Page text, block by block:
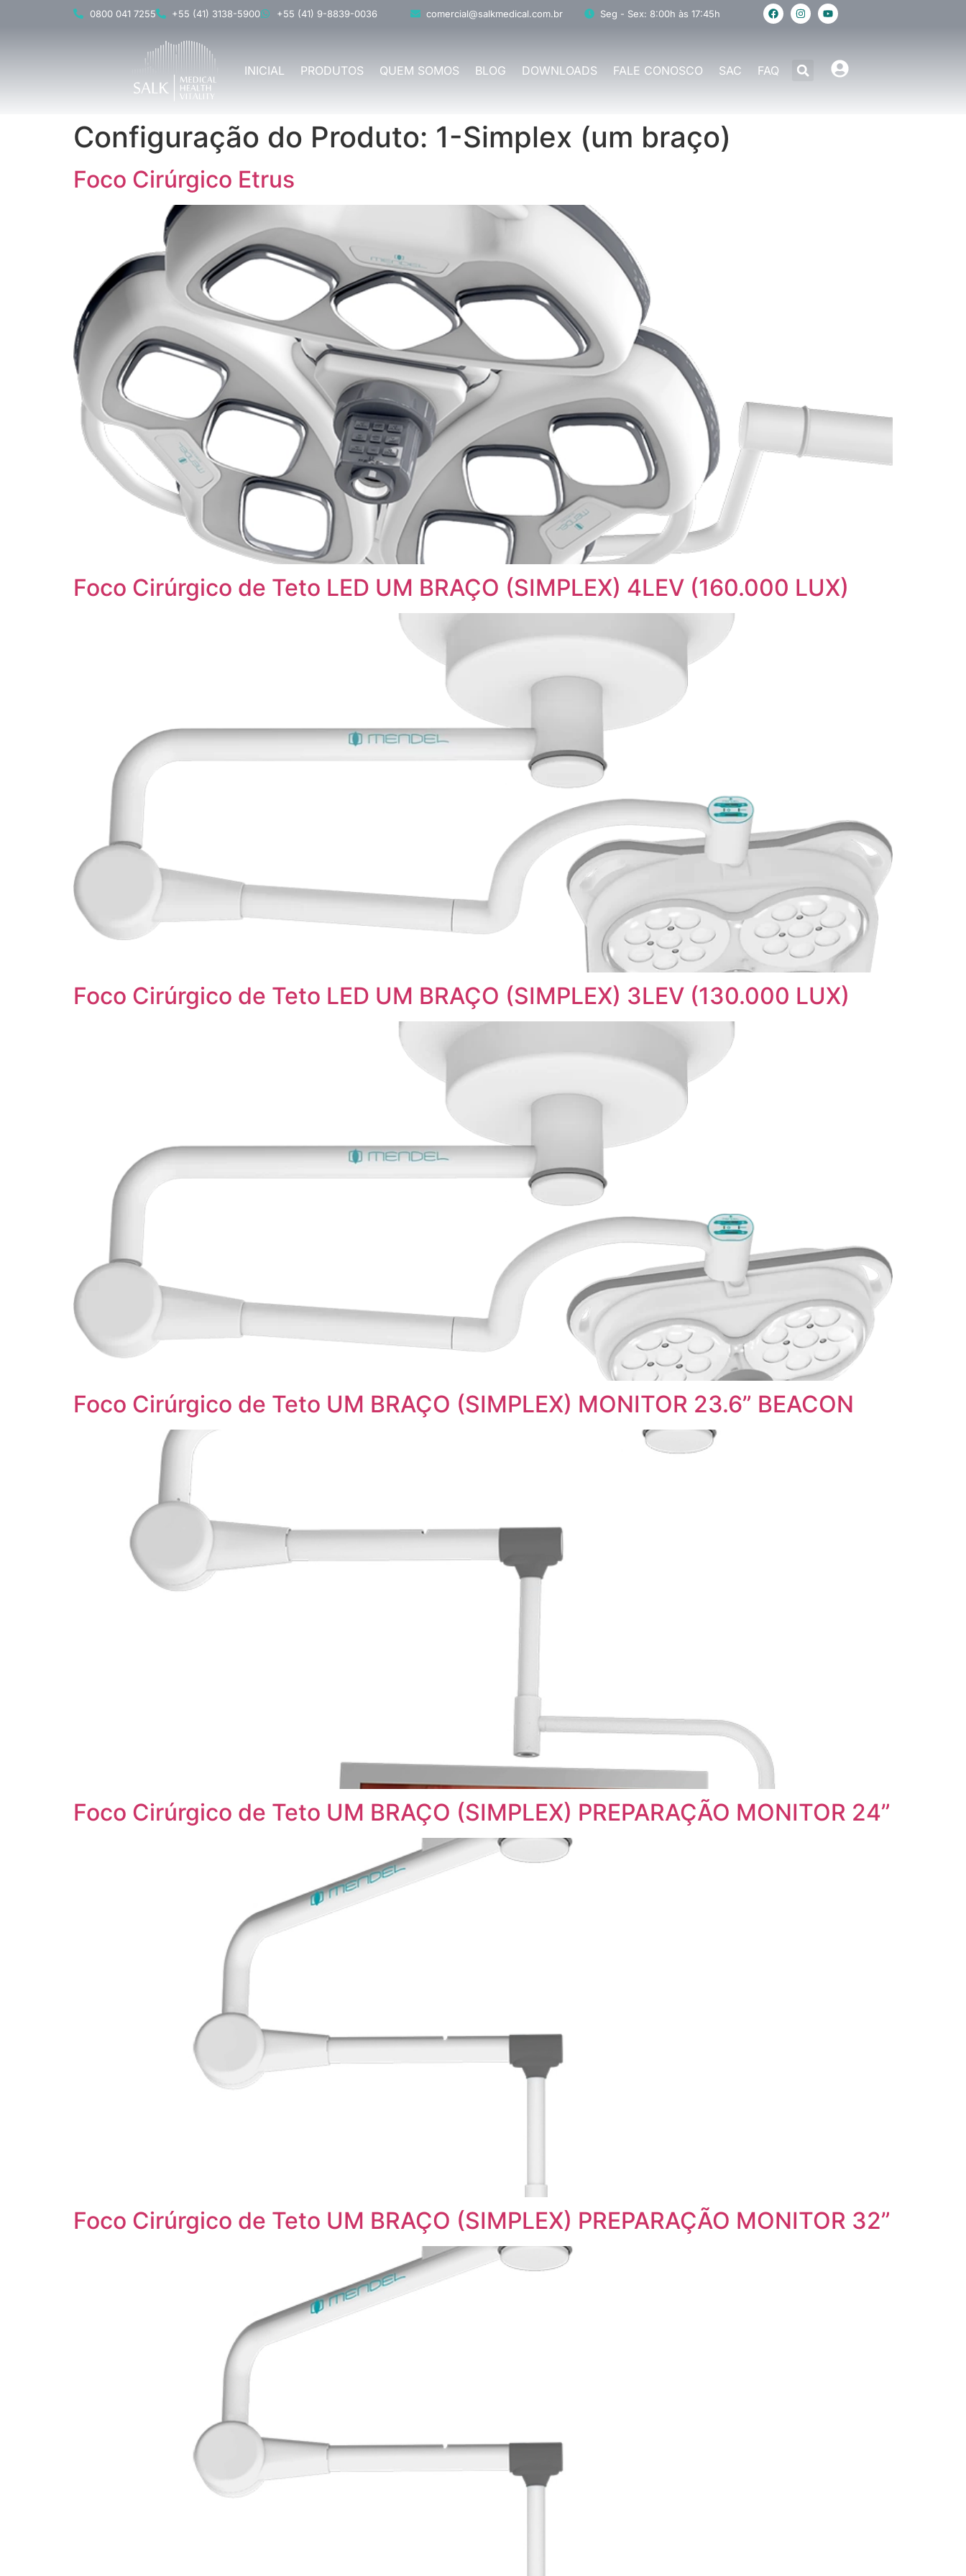
0800 041 7255 +55 (41) 3138-5900 +55 (41) 9-8839-0036 comercial@salkmedical.com.br Seg - Sex: 8:00h às 17:45h
INICIAL PRODUTOS QUEM SOMOS BLOG DOWNLOADS FALE CONOSCO SAC FAQ
Configuração do Produto: 1-Simplex (um braço)
Foco Cirúrgico Etrus
Foco Cirúrgico de Teto LED UM BRAÇO (SIMPLEX) 4LEV (160.000 LUX)
Foco Cirúrgico de Teto LED UM BRAÇO (SIMPLEX) 3LEV (130.000 LUX)
Foco Cirúrgico de Teto UM BRAÇO (SIMPLEX) MONITOR 23.6” BEACON
Foco Cirúrgico de Teto UM BRAÇO (SIMPLEX) PREPARAÇÃO MONITOR 24”
Foco Cirúrgico de Teto UM BRAÇO (SIMPLEX) PREPARAÇÃO MONITOR 32”